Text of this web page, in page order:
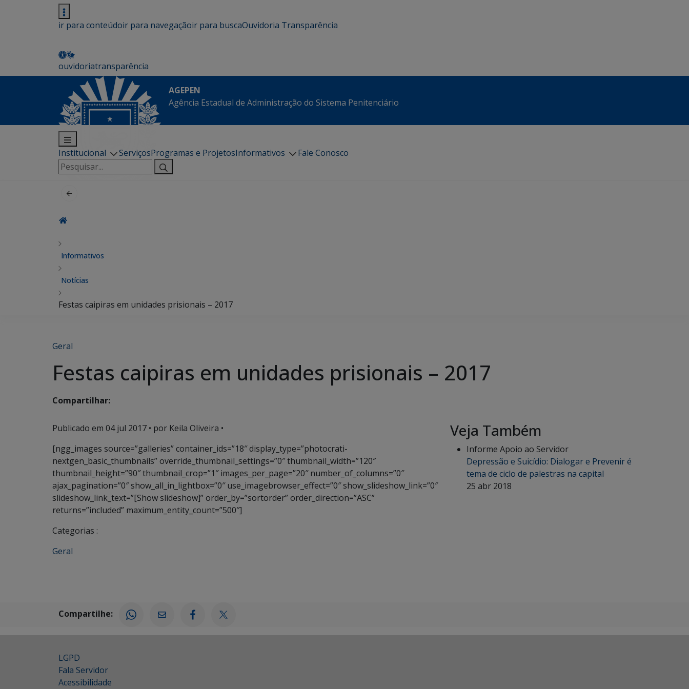
ir para conteúdoir para navegaçãoir para buscaOuvidoria Transparência
ouvidoriatransparência
AGEPEN
Agência Estadual de Administração do Sistema Penitenciário
Institucional ServiçosProgramas e ProjetosInformativos
Fale Conosco
Pesquisar
por:
Informativos
Notícias
Festas caipiras em unidades prisionais – 2017
Geral
Festas caipiras em unidades prisionais – 2017
Compartilhar:
Publicado em 04 jul 2017 • por Keila Oliveira •
[ngg_images source=”galleries” container_ids=”18″ display_type=”photocrati-
nextgen_basic_thumbnails” override_thumbnail_settings=”0″ thumbnail_width=”120″
thumbnail_height=”90″ thumbnail_crop=”1″ images_per_page=”20″ number_of_columns=”0″
ajax_pagination=”0″ show_all_in_lightbox=”0″ use_imagebrowser_effect=”0″ show_slideshow_link=”0″
slideshow_link_text=”[Show slideshow]” order_by=”sortorder” order_direction=”ASC”
returns=”included” maximum_entity_count=”500″]
Categorias :
Geral
Veja Também
Informe Apoio ao Servidor
Depressão e Suicídio: Dialogar e Prevenir é
tema de ciclo de palestras na capital
25 abr 2018
Compartilhe:
LGPD
Fala Servidor
Acessibilidade